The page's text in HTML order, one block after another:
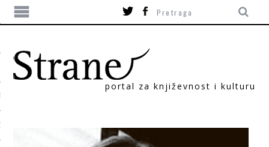
portal za književnost i kulturu